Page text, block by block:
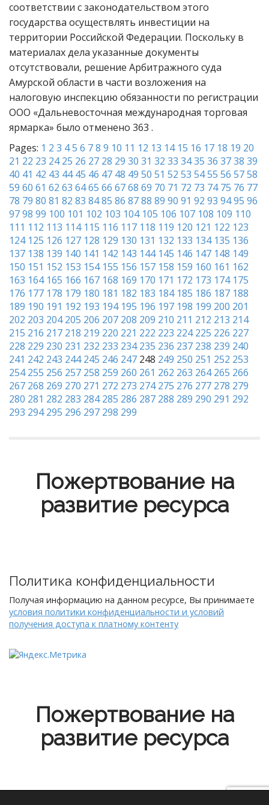
соответствии с законодательством этого
государства осуществлять инвестиции на
территории Российской Федерации. Поскольку в
материалах дела указанные документы
отсутствовали, решение Арбитражного суда
Амурской области в части возложения на
налоговую инспекцию обязанности по регистрации
ООО «Дальневосточная международная торговая
ярмарка» было отменено 363 .
Pages: 1 2 3 45 6 78 9 10 11 12 13 14 15 16 17 18 19 20
21 22 23 24 25 26 27 28 29 30 31 32 33 3435 36 3738 39
40 41 42 43 44 45 46 47 48 49 50 51 52 53 5455 56 5758
59 60 61 62 63 6465 66 6768 69 70 71 72 73 74 75 76 77
78 79 80 81 82 83 8485 86 8788 89 90 91 92 93 9495 96
9798 99 100 101 102 103 104 105 106 107 108 109 110
111 112 113 114 115 116 117 118 119 120 121 122 123
124 125 126 127 128 129 130 131 132 133 134 135 136
137 138 139 140 141 142 143 144 145 146 147 148 149
150 151 152 153 154 155 156 157 158 159 160 161 162
163 164 165 166 167 168 169 170 171 172 173 174 175
176 177 178 179 180 181 182 183 184 185 186 187 188
189 190 191 192 193 194 195 196 197 198 199 200 201
202 203 204 205 206 207 208 209 210 211 212 213 214
215 216 217 218 219 220 221 222 223 224 225 226 227
228 229 230 231 232 233 234 235 236 237 238 239 240
241 242 243 244 245 246 247 248 249 250 251 252 253
254 255 256 257 258 259 260 261 262 263 264 265 266
267 268 269 270 271 272 273 274 275 276 277 278 279
280 281 282 283 284 285 286 287 288 289 290 291 292
293 294 295 296 297 298 299
Пожертвование на
развитие ресурса
Политика конфиденциальности
Получая информацию на данном ресурсе, Вы принимаете
условия политики конфиденциальности и условий
получения доступа к платному контенту
Пожертвование на
развитие ресурса